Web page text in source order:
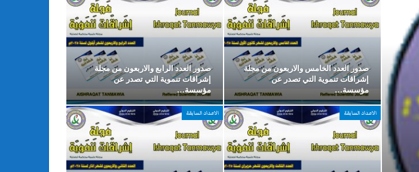
صدور العدد الخامس والاربعون من مجلة
إشراقات تنموية التي تصدر عن
مؤسسة…
صدور العدد الرابع والاربعون من مجلة
إشراقات تنموية التي تصدر عن
مؤسسة…
الاعداد السابقة الاعداد السابقة